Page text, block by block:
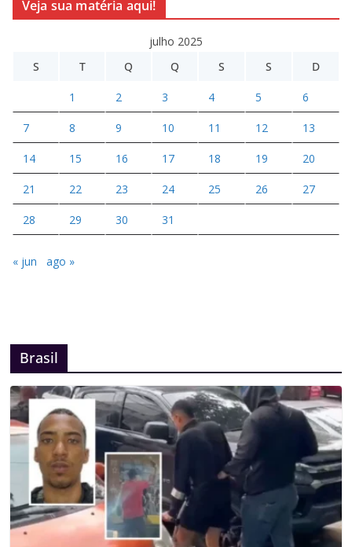
Veja sua matéria aqui!
julho 2025
S
T Q Q S S D
1 2 3 4 5 6
7 8 9 10 11 12 13
14 15 16 17 18 19 20
21 22 23 24 25 26 27
28 29 30 31
« jun ago »
Brasil